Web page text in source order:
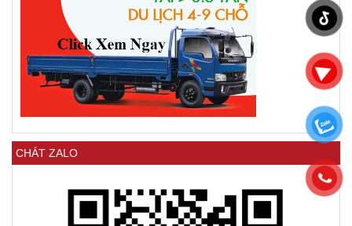
CHÁT ZALO